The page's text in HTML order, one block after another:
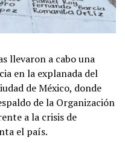
llevaron a cabo una
en la explanada del
de México, donde
de la Organización
a la crisis de
el país.